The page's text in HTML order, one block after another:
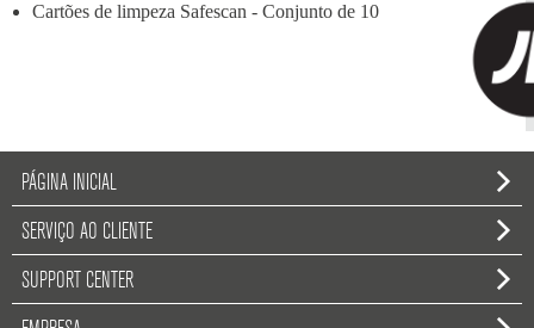
Cartões de limpeza Safescan - Conjunto de 10
PÁGINA INICIAL
SERVIÇO AO CLIENTE
SUPPORT CENTER